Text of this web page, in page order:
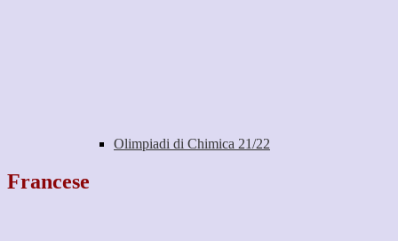
Olimpiadi di Chimica 21/22
Francese